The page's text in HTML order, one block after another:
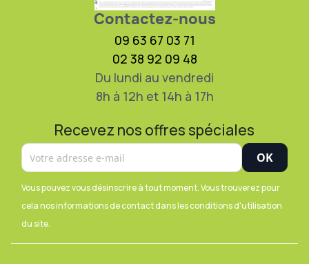
Contactez-nous
09 63 67 03 71
02 38 92 09 48
Du lundi au vendredi
8h à 12h et 14h à 17h
Recevez nos offres spéciales
Vous pouvez vous désinscrire à tout moment. Vous trouverez pour
cela nos informations de contact dans les conditions d'utilisation
du site.